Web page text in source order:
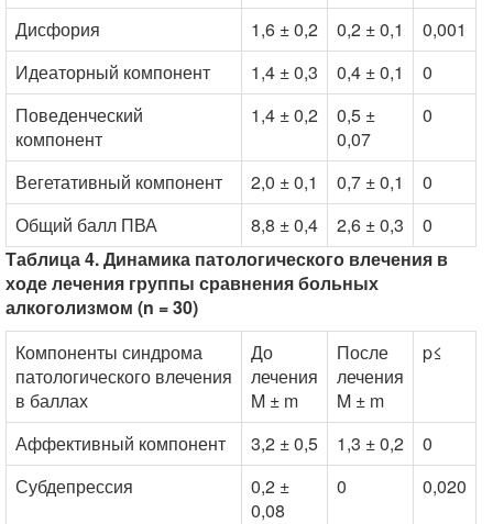
Дисфория 1,6 ± 0,2 0,2 ± 0,1
0,001
Идеаторный компонент
1,4 ± 0,3 0,4 ± 0,1
0
Поведенческий
компонент
1,4 ± 0,2
0,5 ±
0,07
0
Вегетативный компонент 2,0 ± 0,1 0,7 ± 0,1
0
Общий балл ПВА
8,8 ± 0,4 2,6 ± 0,3
0
Таблица 4. Динамика патологического влечения в
ходе лечения группы сравнения больных
алкоголизмом (n = 30)
Компоненты синдрома
патологического влечения
в баллах
До
лечения
M ± m
После
лечения
M ± m
p≤
Аффективный компонент 3,2 ± 0,5 1,3 ± 0,2
0
Субдепрессия
0,2 ±
0,08
0 0,020